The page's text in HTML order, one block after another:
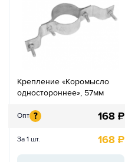
Крепление «Коромысло
одностороннее», 57мм
Опт ? 168 ₽
За 1 шт. 168 ₽